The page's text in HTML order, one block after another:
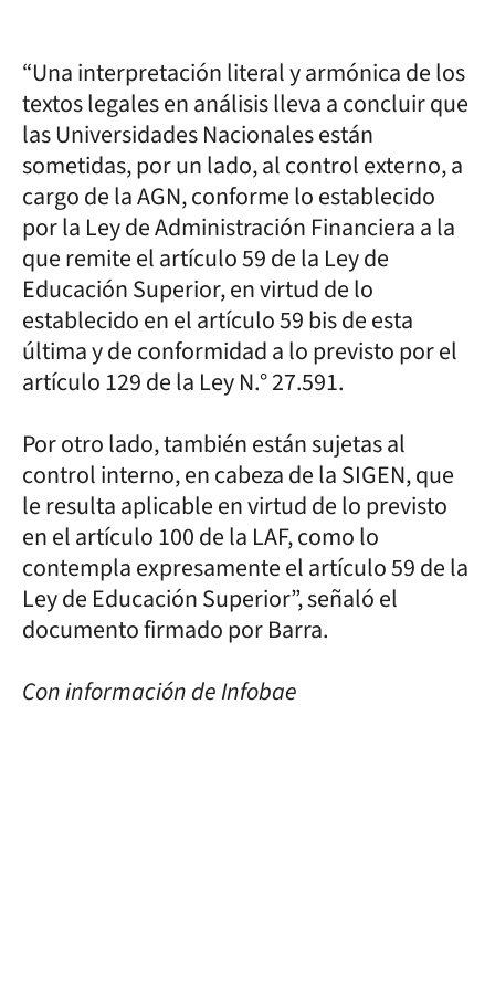
“Una interpretación literal y armónica de los
textos legales en análisis lleva a concluir que
las Universidades Nacionales están
sometidas, por un lado, al control externo, a
cargo de la AGN, conforme lo establecido
por la Ley de Administración Financiera a la
que remite el artículo 59 de la Ley de
Educación Superior, en virtud de lo
establecido en el artículo 59 bis de esta
última y de conformidad a lo previsto por el
artículo 129 de la Ley N.° 27.591.
Por otro lado, también están sujetas al
control interno, en cabeza de la SIGEN, que
le resulta aplicable en virtud de lo previsto
en el artículo 100 de la LAF, como lo
contempla expresamente el artículo 59 de la
Ley de Educación Superior”, señaló el
documento firmado por Barra.
Con información de Infobae